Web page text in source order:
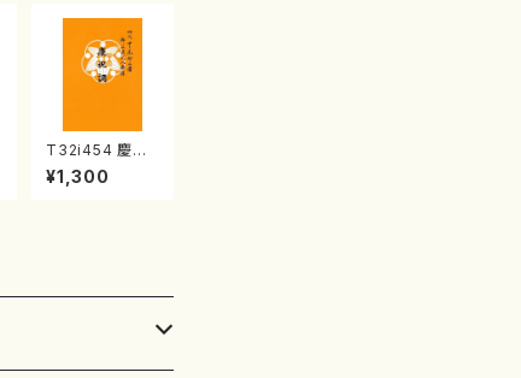
T32i454 慶祝
調（尺八/久本玄
智/楽譜）都山流
¥1,300